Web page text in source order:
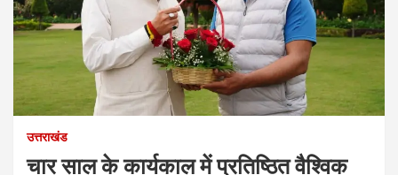
उत्तराखंड
चार साल के कार्यकाल में प्रतिष्ठित वैश्विक